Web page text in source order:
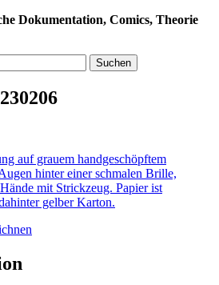
Dokumentation, Comics, Theorie